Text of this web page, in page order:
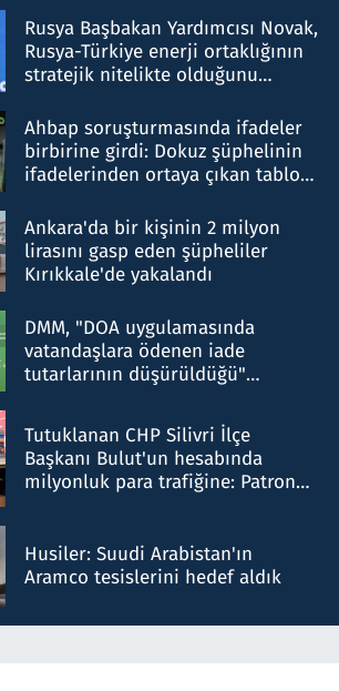
Rusya Başbakan Yardımcısı Novak,
Rusya-Türkiye enerji ortaklığının
stratejik nitelikte olduğunu
Ahbap soruşturmasında ifadeler
birbirine girdi: Dokuz şüphelinin
ifadelerinden ortaya çıkan tablo
Ankara'da bir kişinin 2 milyon
lirasını gasp eden şüpheliler
Kırıkkale'de yakalandı
DMM, "DOA uygulamasında
vatandaşlara ödenen iade
tutarlarının düşürüldüğü"
Tutuklanan CHP Silivri İlçe
Başkanı Bulut'un hesabında
milyonluk para trafiğine: Patron
Husiler: Suudi Arabistan'ın
Aramco tesislerini hedef aldık